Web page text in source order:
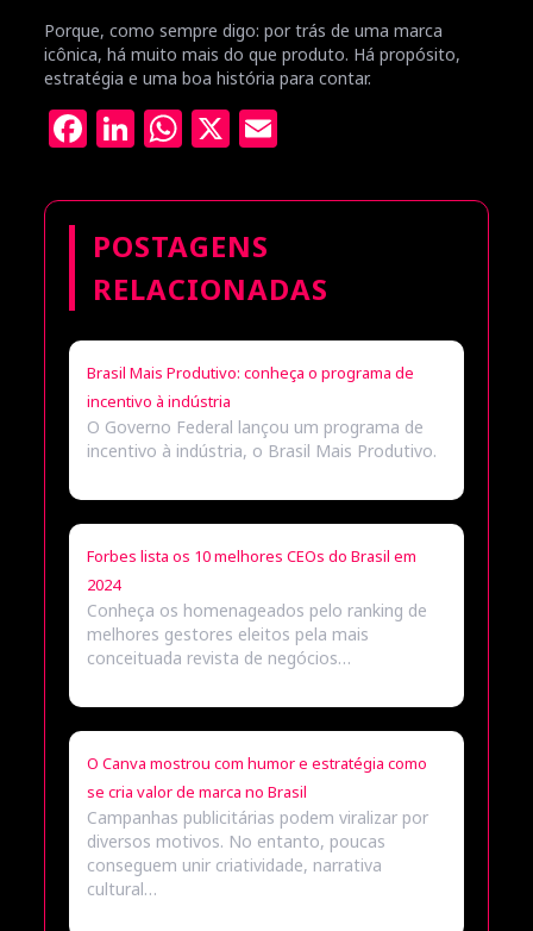
Porque, como sempre digo: por trás de uma marca
icônica, há muito mais do que produto. Há propósito,
estratégia e uma boa história para contar.
Facebook
LinkedIn
WhatsApp
X
POSTAGENS
RELACIONADAS
Brasil Mais Produtivo: conheça o programa de
incentivo à indústria
O Governo Federal lançou um programa de
incentivo à indústria, o Brasil Mais Produtivo.
Forbes lista os 10 melhores CEOs do Brasil em
2024
Conheça os homenageados pelo ranking de
melhores gestores eleitos pela mais
conceituada revista de negócios…
O Canva mostrou com humor e estratégia como
se cria valor de marca no Brasil
Campanhas publicitárias podem viralizar por
diversos motivos. No entanto, poucas
conseguem unir criatividade, narrativa
cultural…